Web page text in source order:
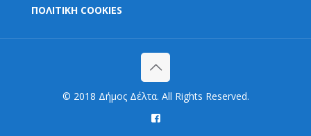
ΠΟΛΙΤΙΚΗ COOKIES
© 2018 Δήμος Δέλτα. All Rights Reserved.